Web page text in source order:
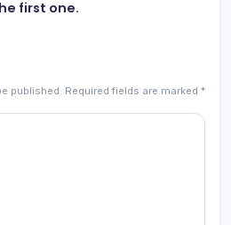
first one.
published. Required fields are marked *